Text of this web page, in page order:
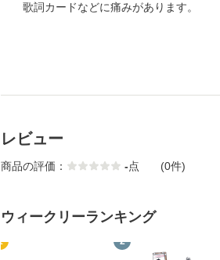
歌詞カードなどに痛みがあります。
レビュー
商品の評価： -点 (0件)
ウィークリーランキング
1 2